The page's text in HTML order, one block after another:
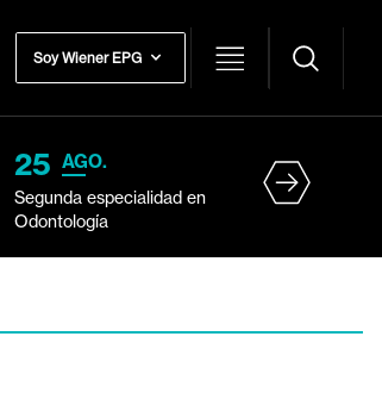
Contáctanos Soy Wiener EPG
25 AGO.
Segunda especialidad en
Odontología